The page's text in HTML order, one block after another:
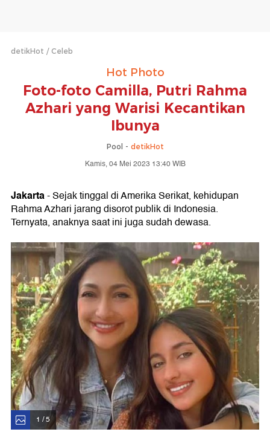
detikHot Celeb
Hot Photo
Foto-foto Camilla, Putri Rahma
Azhari yang Warisi Kecantikan
Ibunya
Pool - detikHot
Kamis, 04 Mei 2023 13:40 WIB
Jakarta- Sejak tinggal di Amerika Serikat, kehidupan
Rahma Azhari jarang disorot publik di Indonesia.
Ternyata, anaknya saat ini juga sudah dewasa.
1 / 5